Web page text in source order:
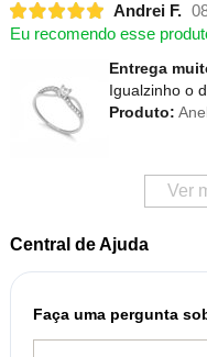
Andrei F.
Eu recomendo esse
Entrega
Igualzinho o
Produto:
Ver
Central de Ajuda
Faça uma pergunta